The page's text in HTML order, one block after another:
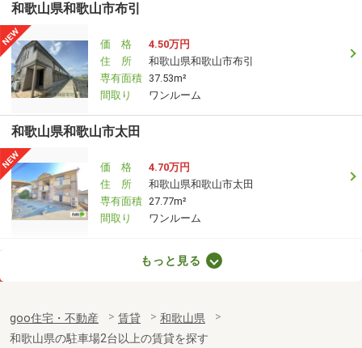
和歌山県和歌山市布引
価 格
4.50万円
住 所
和歌山県和歌山市布引
専有面積 37.53m²
間取り
ワンルーム
和歌山県和歌山市太田
価 格
4.70万円
住 所
和歌山県和歌山市太田
専有面積 27.77m²
間取り
ワンルーム
専有面積
50.94m²
間取り
2LDK
もっと見る
goo住宅・不動産 賃貸
和歌山県
和歌山県の駐車場2台以上の賃貸を探す